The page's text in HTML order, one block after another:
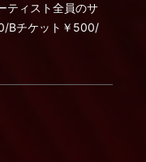
ティスト全員のサ
Bチケット￥500/